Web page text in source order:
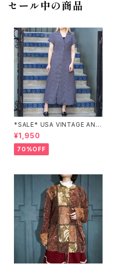
セール中の商品
*SALE* USA VINTAGE ANN
EX HALF SLEEVE FLOWER
PATTERNED ONE PIECE/ア
メリカ古着半袖花柄ワンピース
¥1,950
70%OFF